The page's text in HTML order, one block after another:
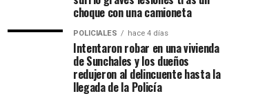
choque con una camioneta
POLICIALES hace 4 días
Intentaron robar en una vivienda
de Sunchales y los dueños
redujeron al delincuente hasta la
llegada de la Policía